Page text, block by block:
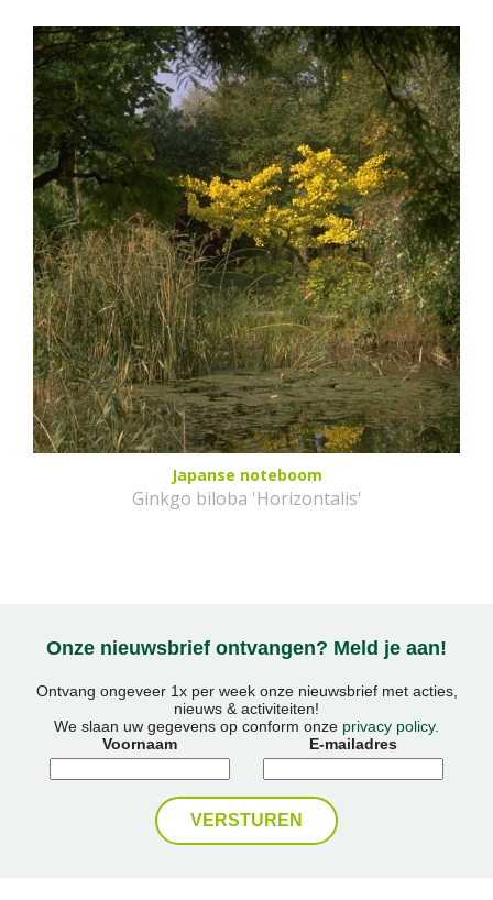
Japanse noteboom
Ginkgo biloba 'Horizontalis'
Onze nieuwsbrief ontvangen? Meld je aan!
Ontvang ongeveer 1x per week onze nieuwsbrief met acties,
nieuws & activiteiten!
We slaan uw gegevens op conform onze privacy policy.
Voornaam
E-mailadres